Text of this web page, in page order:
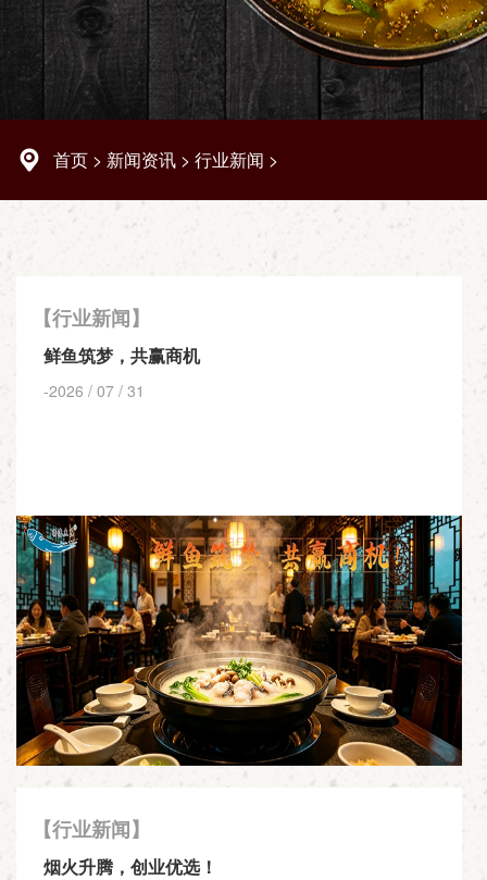
首页 > 新闻资讯 > 行业新闻 >
【行业新闻】
鲜鱼筑梦，共赢商机
-2026 / 07 / 31
【行业新闻】
烟火升腾，创业优选！